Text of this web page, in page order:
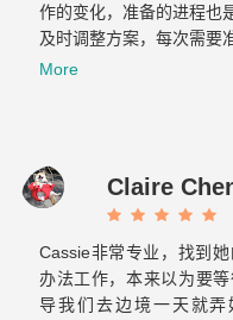
作的变化，准备的进程也
及时调整方案，每次需要
Cassie 和 Elaine…...
More
Claire
Cassie非常专业，找到
办法工作，本来以为要
导我们去边境一天就